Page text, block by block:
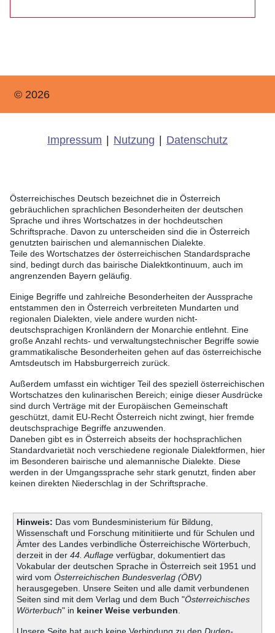
© 2026
Impressum Nutzung Datenschutz
Österreichisches Deutsch bezeichnet die in Österreich
gebräuchlichen sprachlichen Besonderheiten der deutschen
Sprache und ihres Wortschatzes in der hochdeutschen
Schriftsprache. Davon zu unterscheiden sind die in Österreich
genutzten bairischen und alemannischen Dialekte.
Teile des Wortschatzes der österreichischen Standardsprache
sind, bedingt durch das bairische Dialektkontinuum, auch im
angrenzenden Bayern geläufig.
Einige Begriffe und zahlreiche Besonderheiten der Aussprache
entstammen den in Österreich verbreiteten Mundarten und
regionalen Dialekten, viele andere wurden nicht-
deutschsprachigen Kronländern der Monarchie entlehnt. Eine
große Anzahl rechts- und verwaltungstechnischer Begriffe sowie
grammatikalische Besonderheiten gehen auf das österreichische
Amtsdeutsch im Habsburgerreich zurück.
Außerdem umfasst ein wichtiger Teil des speziell österreichischen
Wortschatzes den kulinarischen Bereich; einige dieser Ausdrücke
sind durch Verträge mit der Europäischen Gemeinschaft
geschützt, damit EU-Recht Österreich nicht zwingt, hier fremde
deutschsprachige Begriffe anzuwenden.
Daneben gibt es in Österreich abseits der hochsprachlichen
Standardvarietät noch verschiedene regionale Dialektformen, hier
im Besonderen bairische und alemannische Dialekte. Diese
werden in der Umgangssprache sehr stark genutzt, finden aber
keinen direkten Niederschlag in der Schriftsprache.
Hinweis: Das vom Bundesministerium für Bildung,
Wissenschaft und Forschung mitinitiierte und für Schulen und
Ämter des Landes verbindliche Österreichische Wörterbuch,
derzeit in der 44. Auflageverfügbar, dokumentiert das
Vokabular der deutschen Sprache in Österreich seit 1951 und
wird vom Österreichischen Bundesverlag (ÖBV)
herausgegeben. Unsere Seiten und alle damit verbundenen
Seiten sind mit dem Verlag und dem Buch "Österreichisches
Wörterbuch" in keiner Weise verbunden
Unsere Seite hat auch keine Verbindung zu den Duden-